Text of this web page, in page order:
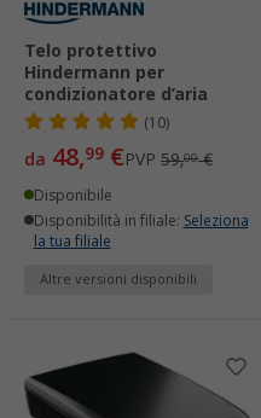
Telo protettivo
Hindermann per
condizionatore d’aria
(10)
da 48,99 €PVP 59,00€
Disponibile
Disponibilità in filiale: Seleziona
la tua filiale
Altre versioni disponibili